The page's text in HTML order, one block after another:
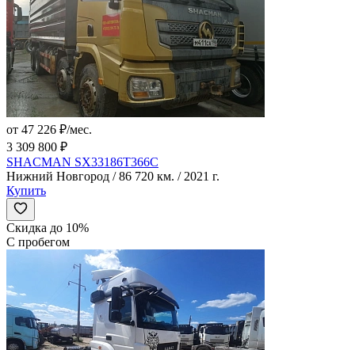
от 47 226 ₽/мес.
3 309 800 ₽
SHACMAN SX33186T366C
Нижний Новгород / 86 720 км. / 2021 г.
Купить
Скидка до 10%
С пробегом